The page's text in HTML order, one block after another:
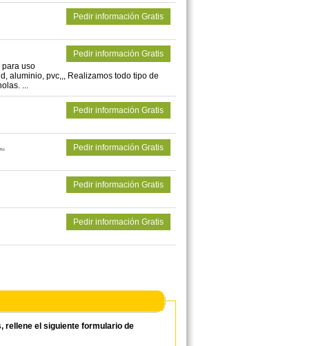
Pedir información Gratis
Pedir información Gratis
para uso
aluminio, pvc,,, Realizamos todo tipo de
...
Pedir información Gratis
Pedir información Gratis
Pedir información Gratis
Pedir información Gratis
rellene el siguiente formulario de